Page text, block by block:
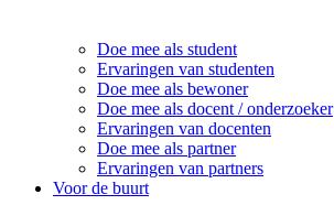
Doe mee als student
Ervaringen van studenten
Doe mee als bewoner
Doe mee als docent / onderzoeker
Ervaringen van docenten
Doe mee als partner
Ervaringen van partners
Voor de buurt